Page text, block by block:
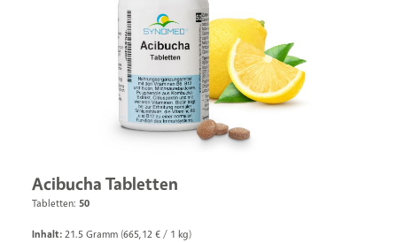
Acibucha Tabletten
Tabletten: 50
Inhalt: 21.5 Gramm (665,12 € / 1 kg)